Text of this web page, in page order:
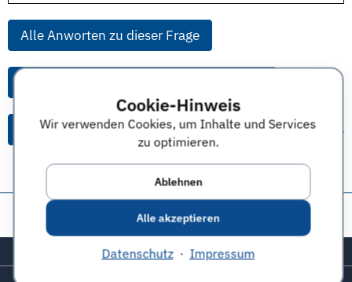
Cookie-Hinweis
Wir verwenden Cookies, um Inhalte und Services
zu optimieren.
Ablehnen
Alle akzeptieren
Datenschutz· Impressum
Alle Anworten zu dieser Frage
Alle Themen & Expertentipps
Diese Seite teilen:
Zurück zum Seitenanfang